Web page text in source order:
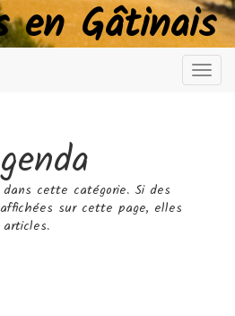
en Gâtinais
cette catégorie. Si des
sur cette page, elles